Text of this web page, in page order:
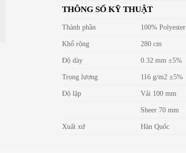
THÔNG SỐ KỸ THUẬT
Thành phần 100% Polyester
Khổ rộng 280 cm
Độ dày 0.32 mm ±5%
Trọng lượng 116 g/m2 ±5%
Độ lặp Vải 100 mm
Sheer 70 mm
Xuất xứ Hàn Quốc